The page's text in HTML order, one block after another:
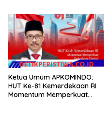
Ketua Umum APKOMINDO:
HUT Ke-81 Kemerdekaan RI
Momentum Memperkuat